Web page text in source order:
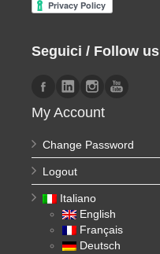
Seguici / Follow us
My Account
Change Password
Logout
Italiano
English
Français
Deutsch